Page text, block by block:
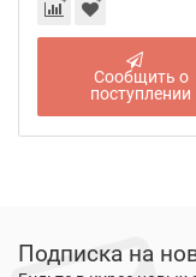
Сообщить о
поступлении
Подписка на